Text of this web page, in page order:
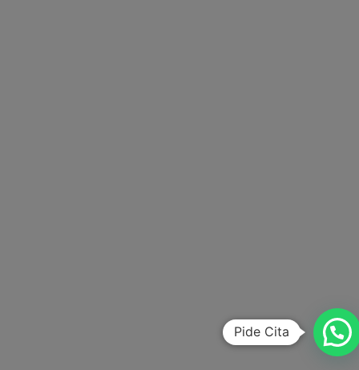
Pide Cita